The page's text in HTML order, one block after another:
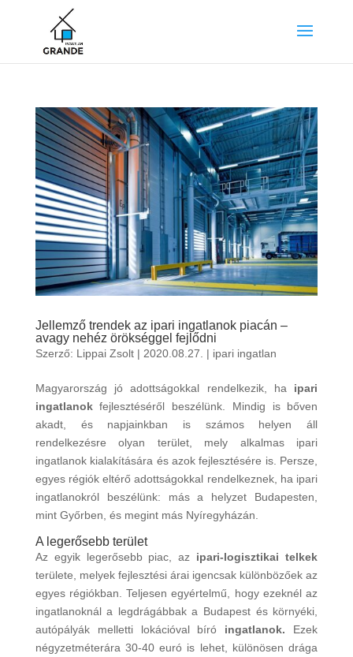
Jellemző trendek az ipari ingatlanok piacán –
avagy nehéz örökséggel fejlődni
Szerző: Lippai Zsolt| 2020.08.27. | ipari ingatlan
Magyarország jó adottságokkal rendelkezik, ha ipari
ingatlanokfejlesztéséről beszélünk. Mindig is bőven
akadt, és napjainkban is számos helyen áll
rendelkezésre olyan terület, mely alkalmas ipari
ingatlanok kialakítására és azok fejlesztésére is. Persze,
egyes régiók eltérő adottságokkal rendelkeznek, ha ipari
ingatlanokról beszélünk: más a helyzet Budapesten,
mint Győrben, és megint más Nyíregyházán.
A legerősebb terület
Az egyik legerősebb piac, az ipari-logisztikai telkek
területe, melyek fejlesztési árai igencsak különbözőek az
egyes régiókban. Teljesen egyértelmű, hogy ezeknél az
ingatlanoknál a legdrágábbak a Budapest és környéki,
autópályák melletti lokációval bíró ingatlanok. Ezek
négyzetméterára 30-40 euró is lehet, különösen drága